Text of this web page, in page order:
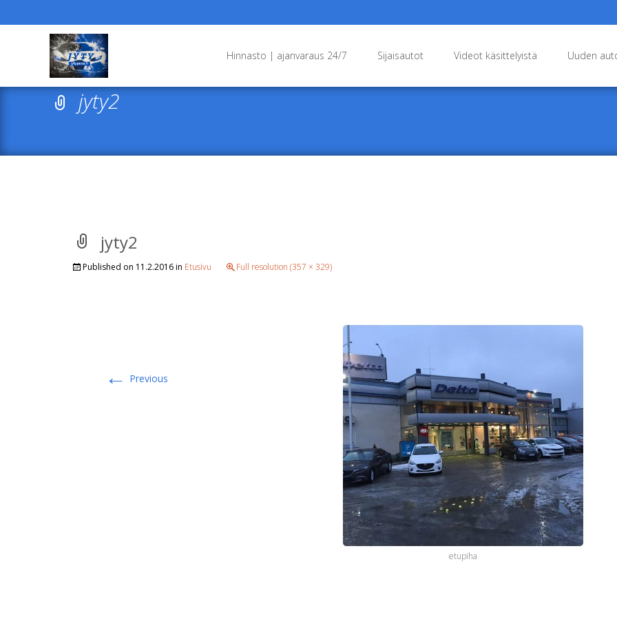
Hinnasto | ajanvaraus 24/7 Sijaisautot Videot käsittelyistä Uuden
jyty2
jyty2
Published on 11.2.2016in Etusivu Full resolution (357 × 329)
← Previous
etupiha